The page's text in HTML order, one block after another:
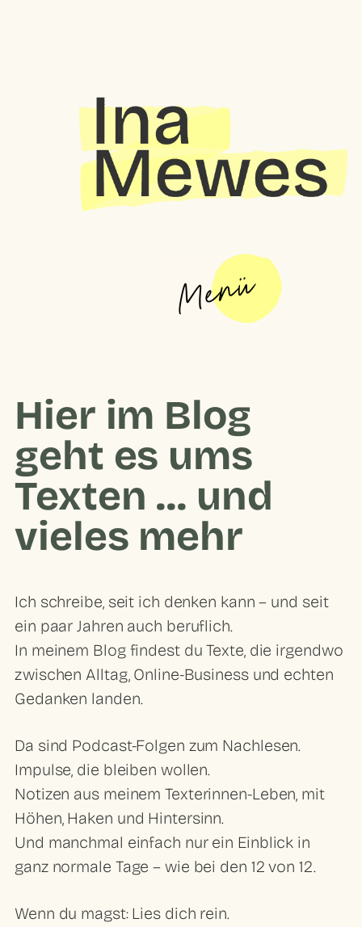
Hier im Blog
geht es ums
Texten ... und
vieles mehr
Ich schreibe, seit ich denken kann – und seit
ein paar Jahren auch beruflich.
In meinem Blog findest du Texte, die irgendwo
zwischen Alltag, Online-Business und echten
Gedanken landen.
Da sind Podcast-Folgen zum Nachlesen.
Impulse, die bleiben wollen.
Notizen aus meinem Texterinnen-Leben, mit
Höhen, Haken und Hintersinn.
Und manchmal einfach nur ein Einblick in
ganz normale Tage – wie bei den 12 von 12.
Wenn du magst: Lies dich rein.